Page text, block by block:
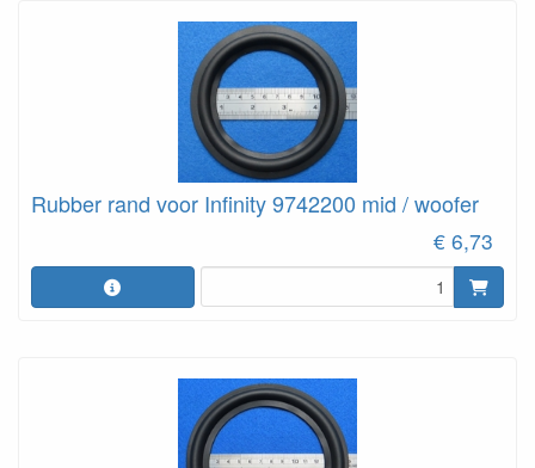
Rubber rand voor Infinity 9742200 mid / woofer
€ 6,73